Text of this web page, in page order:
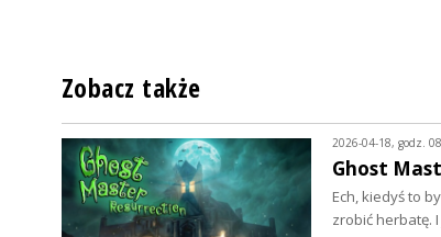
Zobacz także
2026-04-18, godz.
Ghost
Ech, kiedyś to
zrobić herbatę.